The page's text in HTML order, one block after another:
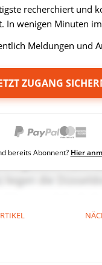
recherchiert und
In wenigen Minuten
Meldungen und
ZUGANG
bereits Abonnent? Hier